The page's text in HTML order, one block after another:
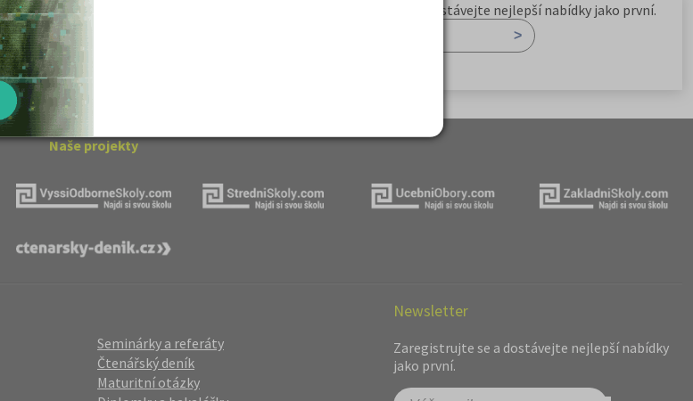
Kritika hry M. L. King v Salesiánském
divadle
Základní charakteristiky obyvatelstva
a geografie sídel
Romain Rolland: Petr a Lucie
Zaregistrujte se a dostávejte nejlepší nabídky jako první.
Naše projekty
Seminárky a referáty
Čtenářský deník
Maturitní otázky
Newsletter
Zaregistrujte se a dostávejte nejlepší nabídky
jako první.